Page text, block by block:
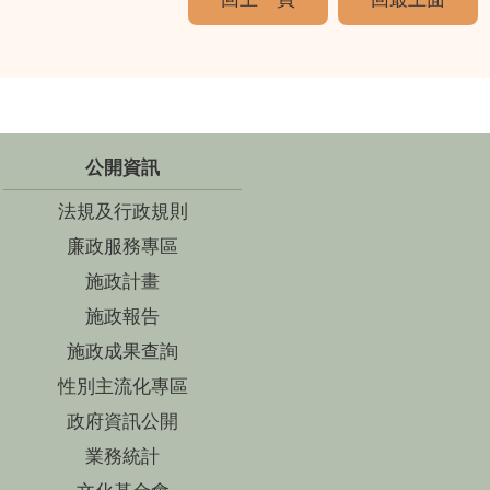
公開資訊
法規及行政規則
廉政服務專區
施政計畫
施政報告
施政成果查詢
性別主流化專區
政府資訊公開
業務統計